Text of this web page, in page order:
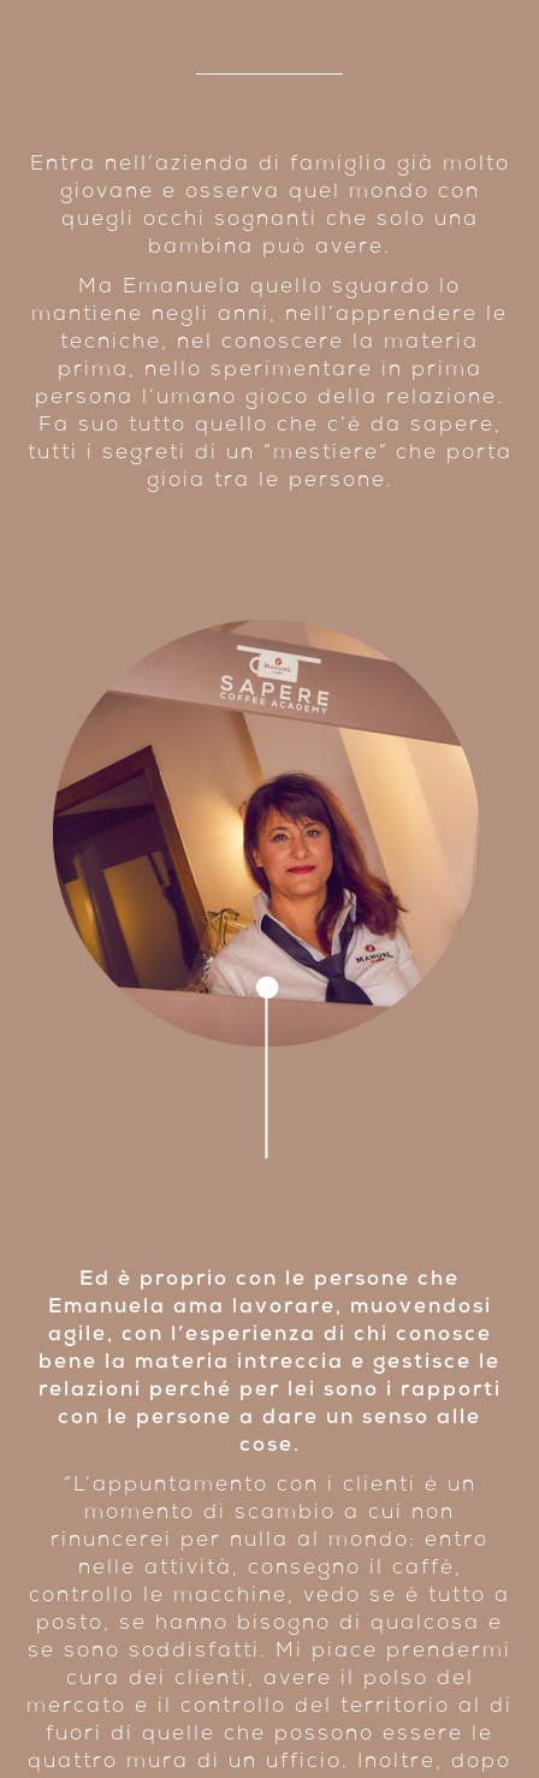
Entra nell’ azienda di famiglia
già molto
giovane e osserva quel mondo con
quegli occhi sognanti che solo una
bambina può avere.
Ma Emanuela quello sguardo lo
mantiene negli anni, nell’apprendere le
tecniche, nel conoscere la materia
prima , nello sperimentare in prima
persona l’umano gioco della relazione.
Fa suo tutto quello che c’è da sapere,
tutti i segreti di un “mestiere” che porta
gioia tra le persone.
Ed è proprio con le persone che
Emanuela ama lavorare, muovendosi
agile, con l’esperienza di chi conosce
bene la materia intreccia e gestisce le
relazioni perché per lei sono i rapporti
con le persone a dare un senso alle
cose.
“L’appuntamento con i clienti è un
momento di scambio a cui non
rinuncerei per nulla al mondo: entro
nelle attività, consegno il caffè ,
controllo le macchine, vedo se è tutto a
posto, se hanno bisogno di qualcosa e
se sono soddisfatti. Mi piace prendermi
cura dei clienti, avere il polso del
mercato e il controllo del territorio al di
fuori di quelle che possono essere le
quattro mura di un ufficio. Inoltre, dopo